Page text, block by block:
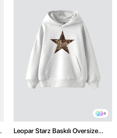
4
Leopar Starz Baskılı Oversize